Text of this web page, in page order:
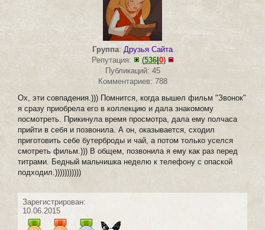
Группа: Друзья Сайта
Репутация:
(536|0)
Публикаций: 45
Комментариев: 788
Ох, эти совпадения.))) Помнится, когда вышел фильм "Звонок"
я сразу приобрела его в коллекцию и дала знакомому
посмотреть. Прикинула время просмотра, дала ему полчаса
прийти в себя и позвонила. А он, оказывается, сходил
приготовить себе бутерброды и чай, а потом только уселся
смотреть фильм.))) В общем, позвонила я ему как раз перед
титрами. Бедный мальчишка неделю к телефону с опаской
подходил.)))))))))))
Зарегистрирован:
10.06.2015